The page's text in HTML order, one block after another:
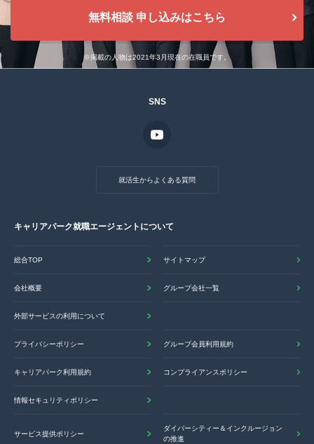
無料相談 申し込みはこちら
※掲載の人物は2021年3月現在の在職員です。
SNS
就活生からよくある質問
キャリアパーク就職エージェントについて
総合TOP サイトマップ
会社概要 グループ会社一覧
外部サービスの利用について
プライバシーポリシー グループ会員利用規約
キャリアパーク利用規約 コンプライアンスポリシー
情報セキュリティポリシー
サービス提供ポリシー
ダイバーシティー＆インクルージョン
の推進